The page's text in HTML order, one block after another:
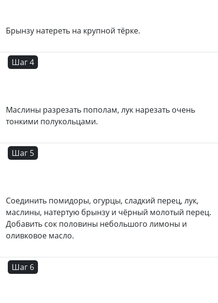
Брынзу натереть на крупной тёрке.
Шаг 4
Маслины разрезать пополам, лук нарезать очень
тонкими полукольцами.
Шаг 5
Соединить помидоры, огурцы, сладкий перец, лук,
маслины, натертую брынзу и чёрный молотый перец.
Добавить сок половины небольшого лимоны и
оливковое масло.
Шаг 6